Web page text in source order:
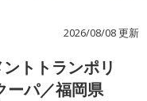
2026/08/08 更新
トトランポリ
ーパ／福岡県